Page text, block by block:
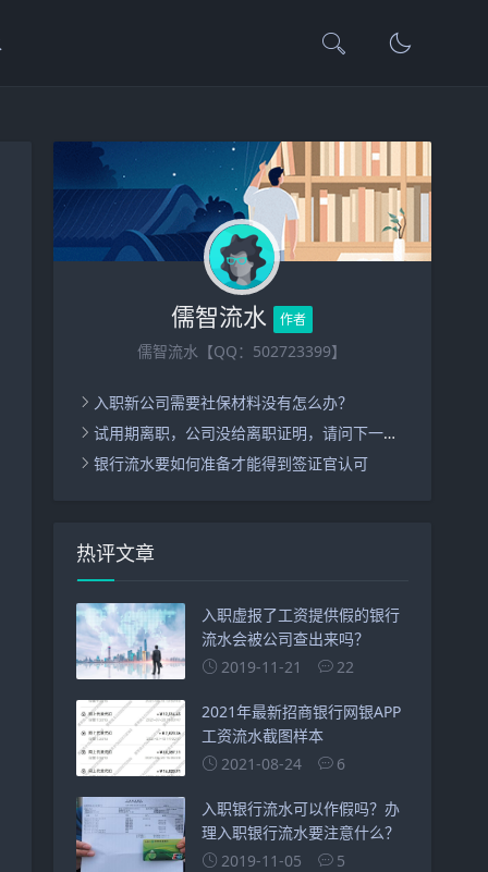
儒智流水 作者
儒智流水【QQ：502723399】
入职新公司需要社保材料没有怎么办？
试用期离职，公司没给离职证明，请问下一家公司入职怎么办呢？
银行流水要如何准备才能得到签证官认可
热评文章
入职虚报了工资提供假的银行
流水会被公司查出来吗？
2019-11-21
22
2021年最新招商银行网银APP
工资流水截图样本
2021-08-24
6
入职银行流水可以作假吗？办
理入职银行流水要注意什么？
2019-11-05
5